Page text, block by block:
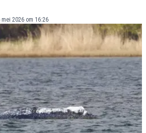
2026 om 16:26